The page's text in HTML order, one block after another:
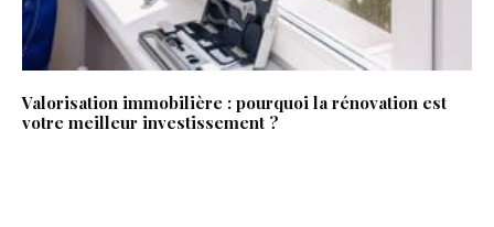
Valorisation immobilière : pourquoi la rénovation est
votre meilleur investissement ?